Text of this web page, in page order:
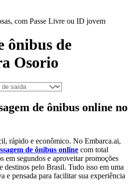
com Passe Livre ou ID jovem
ônibus de
Osorio
de ônibus online no
rápido e econômico. No Embarca.ai,
de ônibus online com total
em segundos e aproveitar promoções
destinos pelo Brasil. Tudo isso em uma
e pensada para facilitar sua experiência